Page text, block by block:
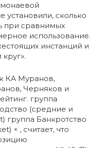
установили, сколько
при сравнимых
использование.
инстанций и
КА Муранов,
Черняков и
группа
(средние и
Банкротство
× , считает, что